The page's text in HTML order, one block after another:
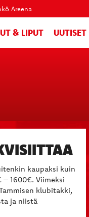
Areena
& LIPUT UUTISET
kaupaksi kuin
1600€. Viimeksi
klubitakki,
ja niistä